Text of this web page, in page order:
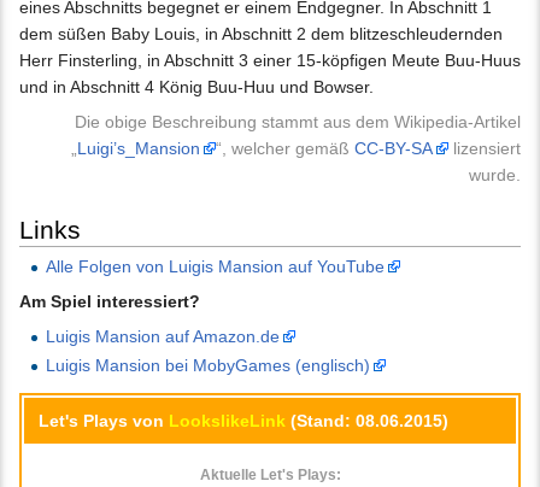
eines Abschnitts begegnet er einem Endgegner. In Abschnitt 1
dem süßen Baby Louis, in Abschnitt 2 dem blitzeschleudernden
Herr Finsterling, in Abschnitt 3 einer 15-köpfigen Meute Buu-Huus
und in Abschnitt 4 König Buu-Huu und Bowser.
Die obige Beschreibung stammt aus dem Wikipedia-Artikel
Luigi’s_Mansion “, welcher gemäß CC-BY-SA
lizensiert
wurde.
Links
Alle Folgen von Luigis Mansion auf YouTube
Am Spiel interessiert?
Luigis Mansion auf Amazon.de
Luigis Mansion bei MobyGames (englisch)
Let's Plays von LookslikeLink (Stand: 08.06.2015)
Aktuelle Let's Plays: